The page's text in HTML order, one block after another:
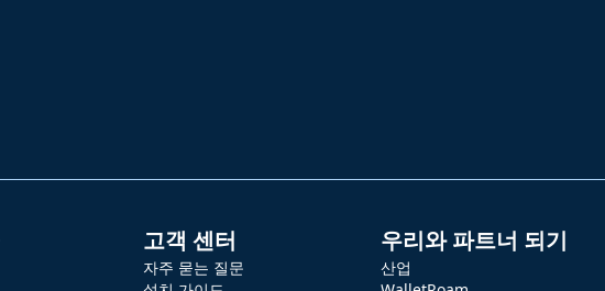
고객 센터
자주 묻는 질문
우리와 파트너 되기
산업